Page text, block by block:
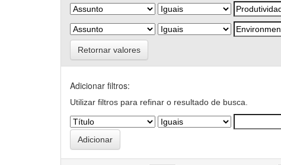
Retornar valores
Adicionar filtros:
Utilizar filtros para refinar o resultado de busca.